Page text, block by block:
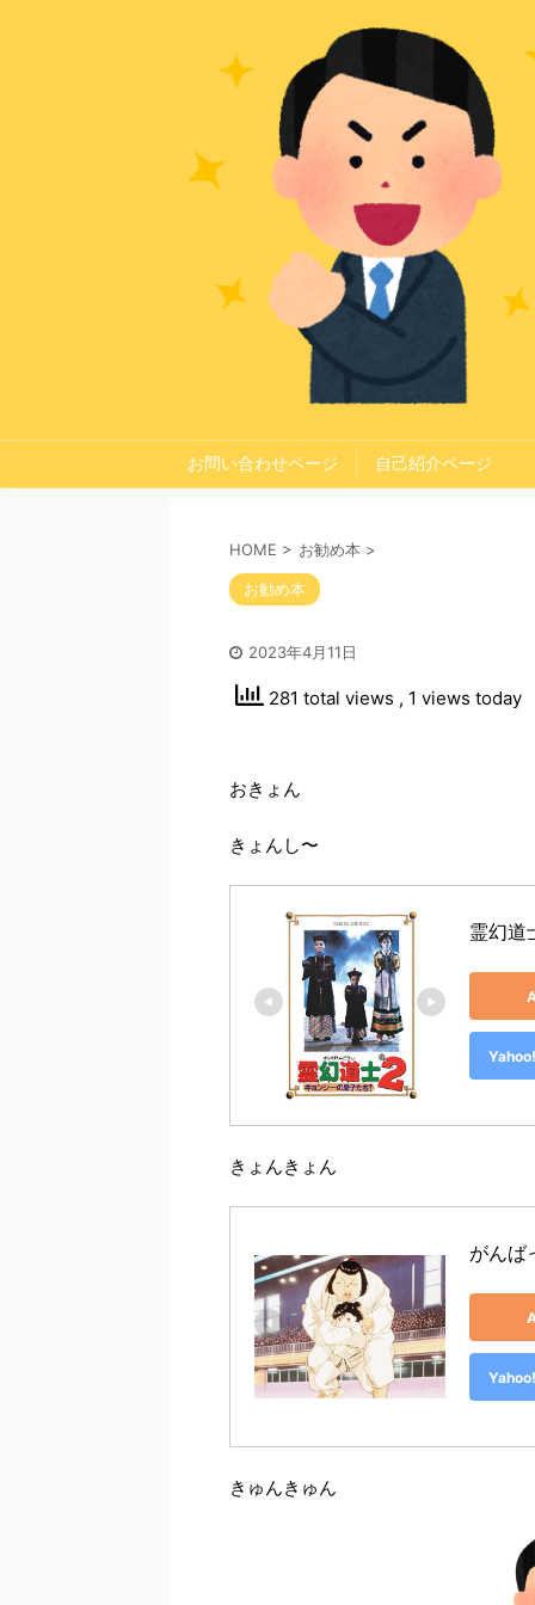
お問い合わせページ 自己紹介ページ
HOME > お勧め本 >
お勧め本
2023年4月11日
281 total views , 1 views today
おきょん
きょんし〜
霊幻道
きょんきょん
がんば
きゅんきゅん